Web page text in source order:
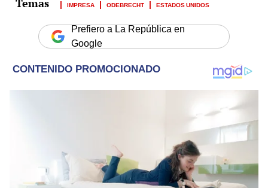
IMPRESA ODEBRECHT ESTADOS UNIDOS
Prefiero a La República en
Google